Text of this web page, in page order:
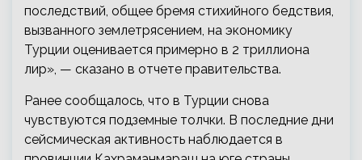
последствий, общее бремя стихийного бедствия,
вызванного землетрясением, на экономику
Турции оценивается примерно в 2 триллиона
лир», — сказано в отчете правительства.
Ранее сообщалось, что в Турции снова
чувствуются подземные толчки. В последние дни
сейсмическая активность наблюдается в